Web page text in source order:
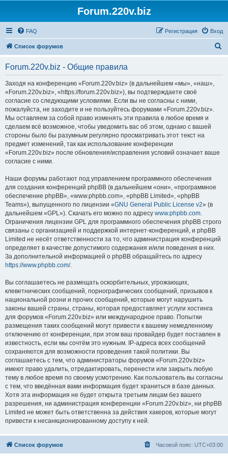
Forum.220v.biz
FAQ Вход
Регистрация
Список форумов
Forum.220v.biz - Общие правила
Заходя на конференцию «Forum.220v.biz» (в дальнейшем «мы», «наш»,
«Forum.220v.biz», «https://forum.220v.biz»), вы подтверждаете своё
согласие со следующими условиями. Если вы не согласны с ними,
пожалуйста, не заходите и не пользуйтесь форумами «Forum.220v.biz».
Мы оставляем за собой право изменять эти правила в любое время и
сделаем всё возможное, чтобы уведомить вас об этом, однако с вашей
стороны было бы разумным регулярно просматривать этот текст на
предмет изменений, так как использование конференции
«Forum.220v.biz» после обновления/исправления условий означает ваше
согласие с ними.
Наши форумы работают под управлением программного обеспечения
для создания конференций phpBB (в дальнейшем «они», «программное
обеспечение phpBB», «www.phpbb.com», «phpBB Limited», «phpBB
Teams»), выпущенного по лицензии «GNU General Public License v2» (в
дальнейшем «GPL»). Скачать его можно по адресу www.phpbb.com.
Ограничения лицензии GPL для программного обеспечения phpBB строго
связаны с организацией и поддержкой интернет-конференций, и phpBB
Limited не несёт ответственности за то, что администрация конференций
определяет в качестве допустимого содержания и/или поведения в них.
За дополнительной информацией о phpBB обращайтесь по адресу
https://www.phpbb.com/.
Вы соглашаетесь не размещать оскорбительных, угрожающих,
клеветнических сообщений, порнографических сообщений, призывов к
национальной розни и прочих сообщений, которые могут нарушить
законы вашей страны, страны, которая предоставляет услуги хостинга
для форумов «Forum.220v.biz» или международное право. Попытки
размещения таких сообщений могут привести к вашему немедленному
отключению от конференции, при этом ваш провайдер будет поставлен в
известность, если мы сочтём это нужным. IP-адреса всех сообщений
сохраняются для возможности проведения такой политики. Вы
соглашаетесь с тем, что администраторы форумов «Forum.220v.biz»
имеют право удалить, отредактировать, перенести или закрыть любую
тему в любое время по своему усмотрению. Как пользователь вы согласны
с тем, что введённая вами информация будет храниться в базе данных.
Хотя эта информация не будет открыта третьим лицам без вашего
разрешения, ни администрация конференции «Forum.220v.biz», ни phpBB
Limited не может быть ответственна за действия хакеров, которые могут
привести к несанкционированному доступу к ней.
Список форумов Часовой пояс: UTC+03:00